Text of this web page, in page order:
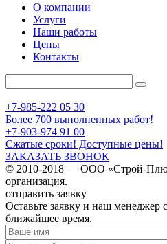
О компании
Услуги
Наши работы
Цены
Контакты
+7-985-222 05 30
Более 700 выполненных работ!
+7-903-974 91 00
Сжатые сроки! Доступные цены!
ЗАКАЗАТЬ ЗВОНОК
© 2010-2018 — ООО «Строй-
организация.
отправить заявку
Оставьте заявку и наш менеджер
ближайшее время.